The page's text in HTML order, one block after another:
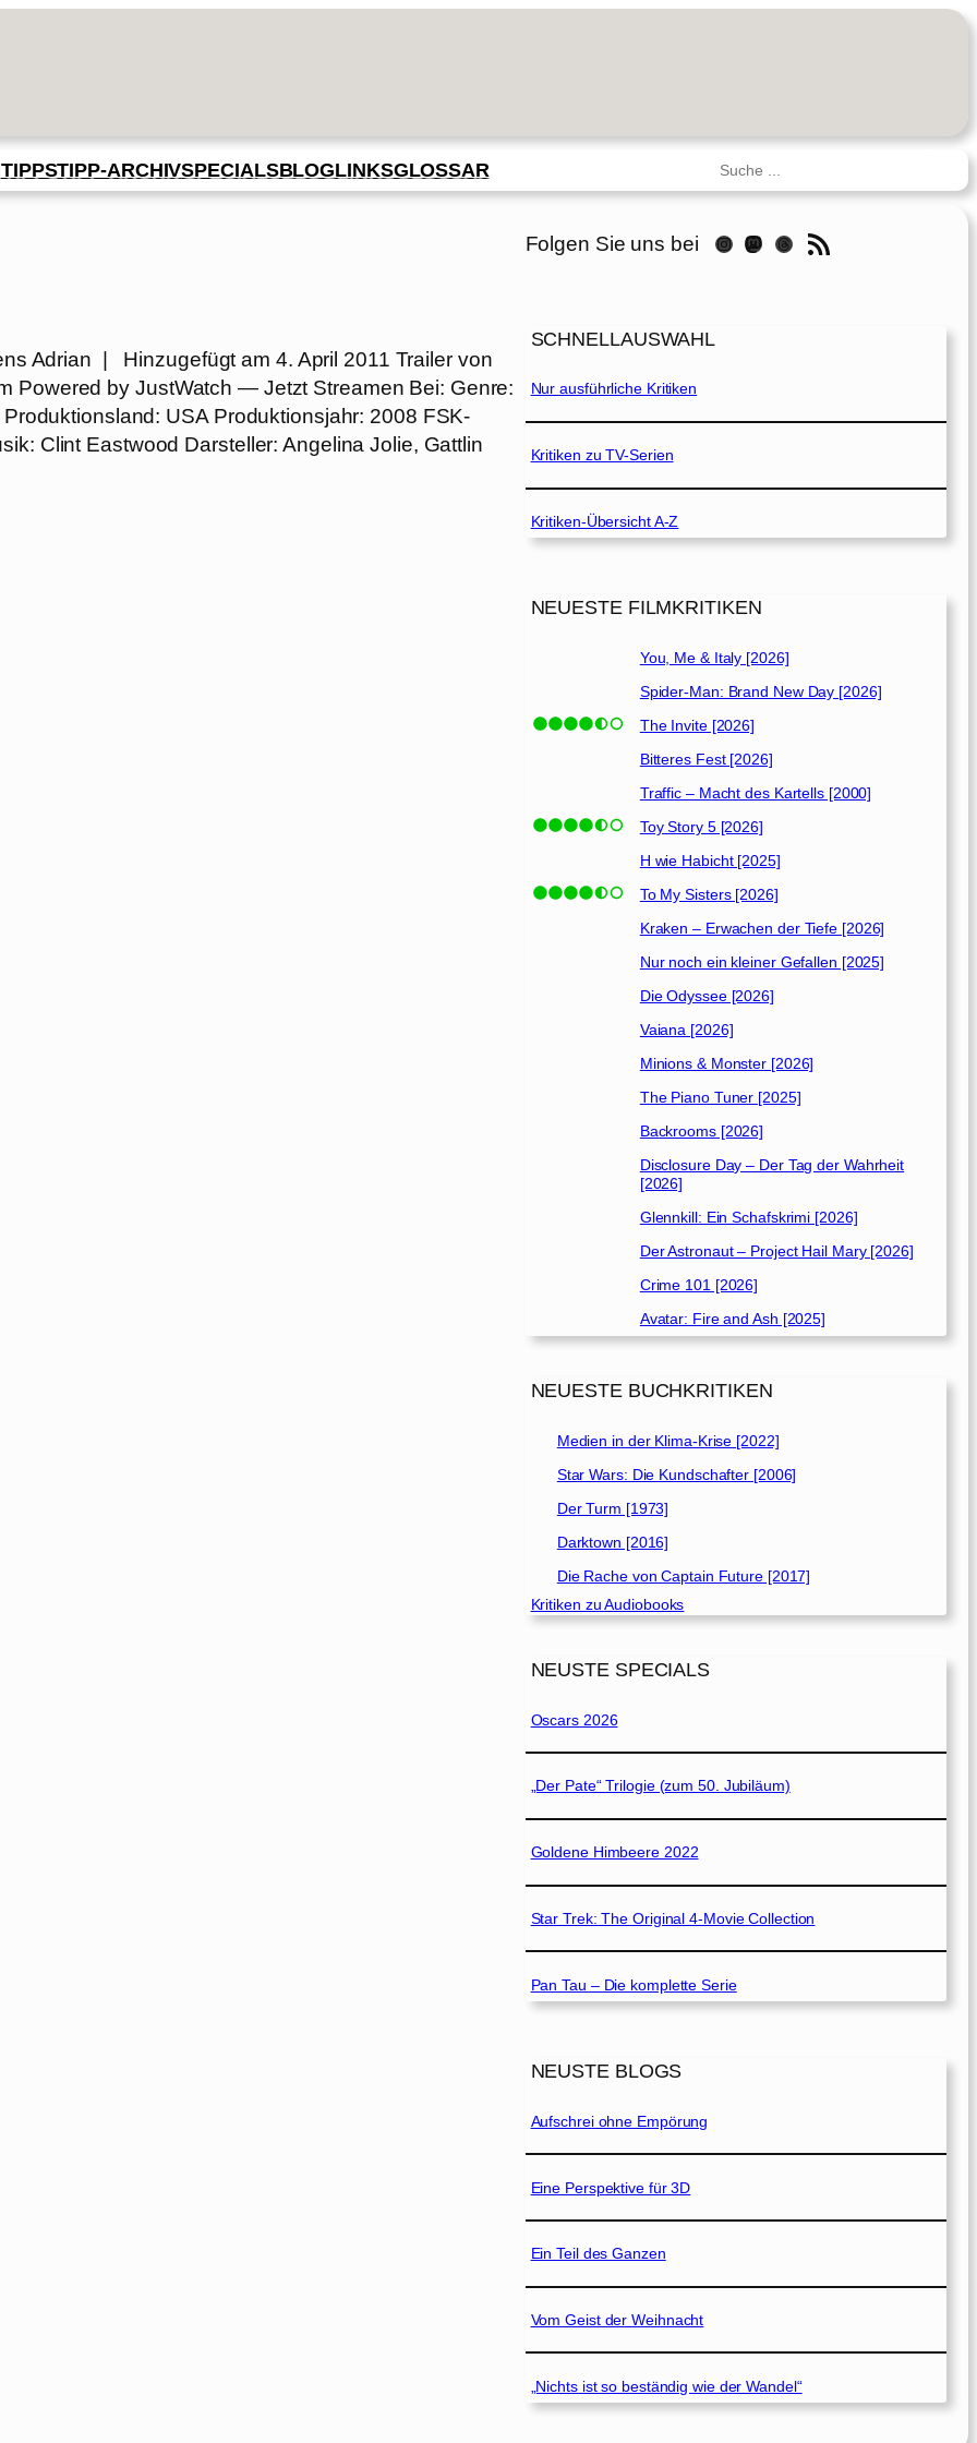
TIPPSTIPP-ARCHIVSPECIALSBLOGLINKSGLOSSAR Suchen
Adrian | Hinzugefügt am 4. April 2011 Trailer von
Powered by JustWatch — Jetzt Streamen Bei: Genre:
USA Produktionsjahr: 2008 FSK-
Clint Eastwood Darsteller: Angelina Jolie, Gattlin
Folgen Sie uns bei Instagram Mastodon Threads RSS-Feed
SCHNELLAUSWAHL
Nur ausführliche Kritiken
Kritiken zu TV-Serien
Kritiken-Übersicht A-Z
NEUESTE FILMKRITIKEN
You, Me & Italy [2026]
Spider-Man: Brand New Day [2026]
The Invite [2026]
Bitteres Fest [2026]
Traffic – Macht des Kartells [2000]
Toy Story 5 [2026]
H wie Habicht [2025]
To My Sisters [2026]
Kraken – Erwachen der Tiefe [2026]
Nur noch ein kleiner Gefallen [2025]
Die Odyssee [2026]
Vaiana [2026]
Minions & Monster [2026]
The Piano Tuner [2025]
Backrooms [2026]
Disclosure Day – Der Tag der Wahrheit
[2026]
Glennkill: Ein Schafskrimi [2026]
Der Astronaut – Project Hail Mary [2026]
Crime 101 [2026]
Avatar: Fire and Ash [2025]
NEUESTE BUCHKRITIKEN
Medien in der Klima-Krise [2022]
Star Wars: Die Kundschafter [2006]
Der Turm [1973]
Darktown [2016]
Die Rache von Captain Future [2017]
Kritiken zu Audiobooks
NEUSTE SPECIALS
Oscars 2026
„Der Pate“ Trilogie (zum 50. Jubiläum)
Goldene Himbeere 2022
Star Trek: The Original 4-Movie Collection
Pan Tau – Die komplette Serie
NEUSTE BLOGS
Aufschrei ohne Empörung
Eine Perspektive für 3D
Ein Teil des Ganzen
Vom Geist der Weihnacht
„Nichts ist so beständig wie der Wandel“